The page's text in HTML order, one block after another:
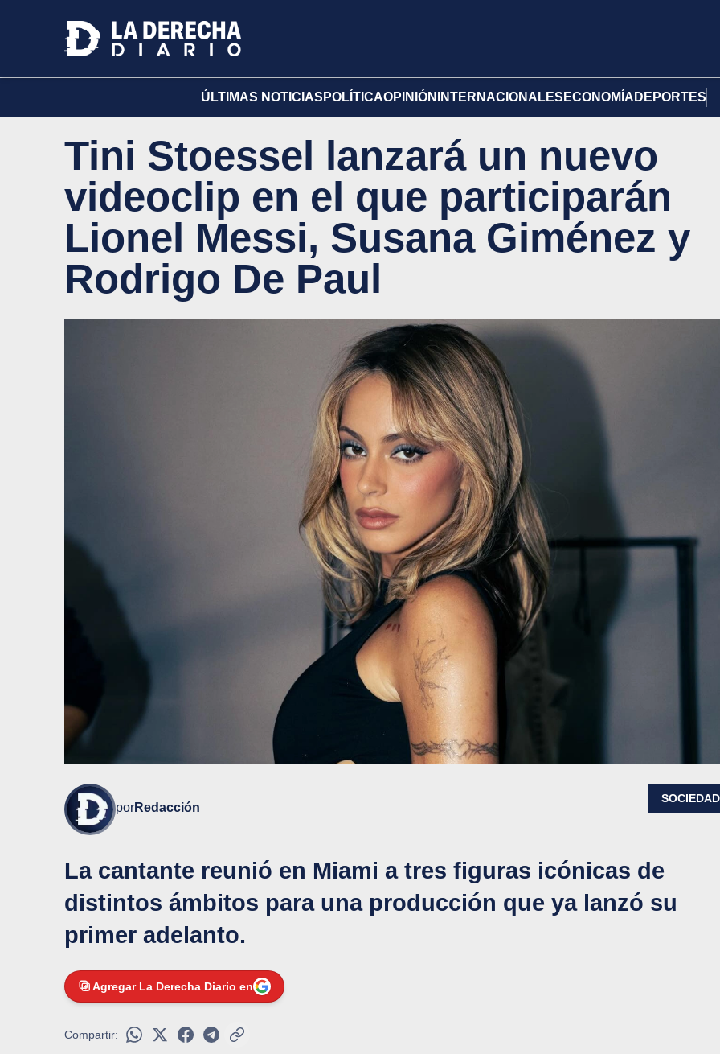
ÚLTIMAS NOTICIAS POLÍTICAOPINIÓN INTERNACIONALES ECONOMÍA DEPORTES
Tini Stoessel lanzará un nuevo
videoclip en el que participarán
Lionel Messi, Susana Giménez y
Rodrigo De Paul
porRedacción
SOCIEDAD
La cantante reunió en Miami a tres figuras icónicas de
distintos ámbitos para una producción que ya lanzó su
primer adelanto.
Agregar La Derecha Diario en
Compartir: